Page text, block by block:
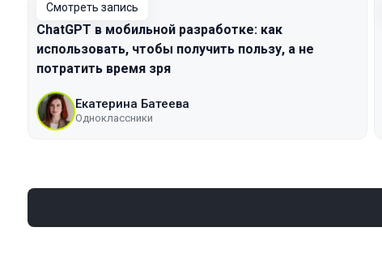
Смотреть запись
ChatGPT в мобильной разработке: как
использовать, чтобы получить пользу, а не
потратить время зря
Екатерина Батеева
Одноклассники